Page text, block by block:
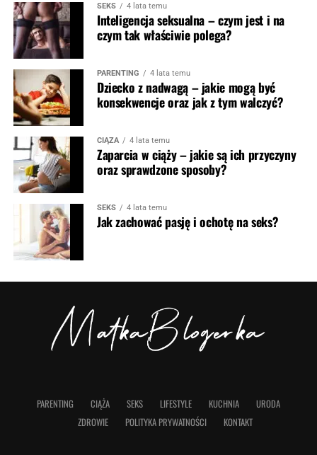
SEKS 4 lata temu
Inteligencja seksualna – czym jest i na
czym tak właściwie polega?
PARENTING 4 lata temu
Dziecko z nadwagą – jakie mogą być
konsekwencje oraz jak z tym walczyć?
CIĄŻA 4 lata temu
Zaparcia w ciąży – jakie są ich przyczyny
oraz sprawdzone sposoby?
SEKS 4 lata temu
Jak zachować pasję i ochotę na seks?
PARENTING CIĄŻA SEKS LIFESTYLE KUCHNIA
URODA
ZDROWIE
POLITYKA PRYWATNOŚCI KONTAKT